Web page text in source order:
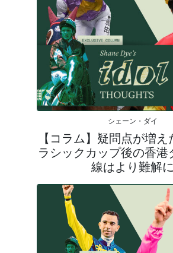
シェーン・ダイ
【コラム】疑問点が増
ラシックカップ後の香港
線はより難解に